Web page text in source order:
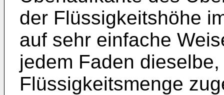
der Flüssigkeitshöhe
auf sehr einfache
jedem Faden
Flüssigkeitsmenge